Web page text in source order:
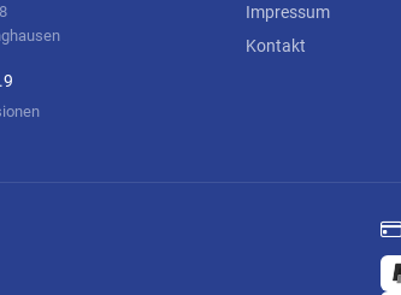
Impressum
Kontakt